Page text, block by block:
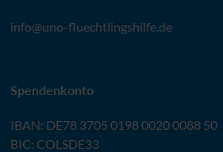
info@uno-fluechtlingshilfe.de
Spendenkonto
IBAN: DE78 3705 0198 0020 0088 50
BIC: COLSDE33